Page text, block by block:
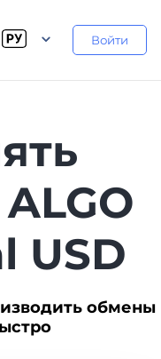
Войти
USD
обмены